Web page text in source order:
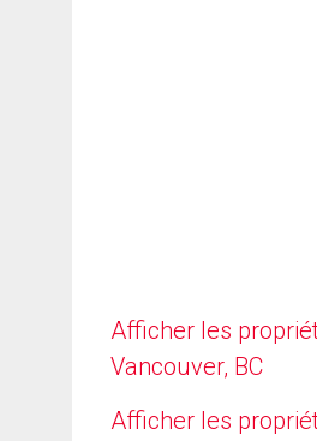
Afficher les
Vancouver, BC
Afficher les